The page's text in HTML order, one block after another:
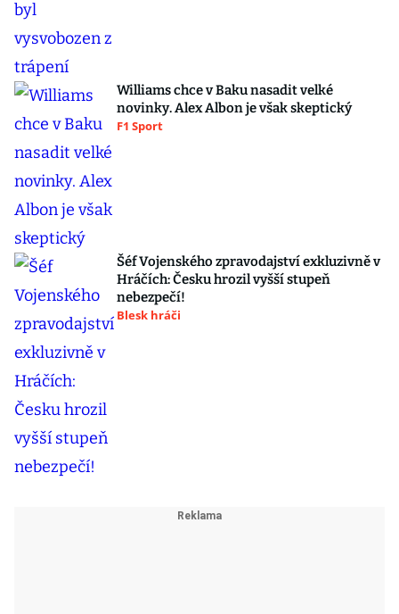
Williams chce v Baku nasadit velké
novinky. Alex Albon je však skeptický
F1 Sport
Šéf Vojenského zpravodajství exkluzivně v
Hráčích: Česku hrozil vyšší stupeň
nebezpečí!
Blesk hráči